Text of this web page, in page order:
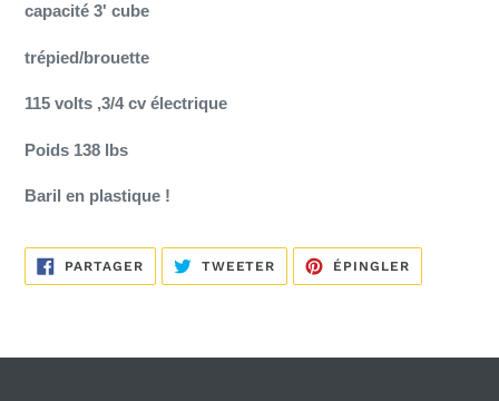
capacité 3' cube
trépied/brouette
115 volts ,3/4 cv électrique
Poids 138 lbs
Baril en plastique !
PARTAGERPARTAGER
FACEBOOK
TWEETER TWEETER
TWITTER
ÉPINGLER
PINTEREST